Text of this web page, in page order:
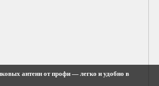
антенн от профи — легко и удобно в